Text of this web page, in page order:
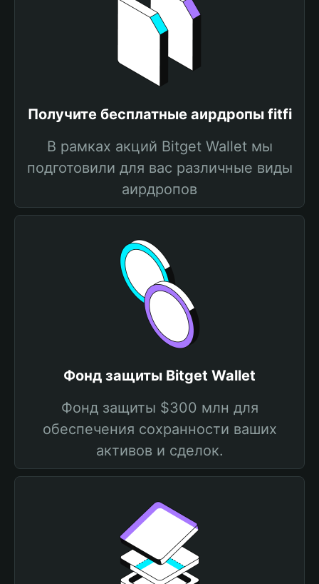
Получите бесплатные аирдропы fitfi
В рамках акций Bitget Wallet мы
подготовили для вас различные виды
аирдропов
Фонд защиты Bitget Wallet
Фонд защиты $300 млн для
обеспечения сохранности ваших
активов и сделок.